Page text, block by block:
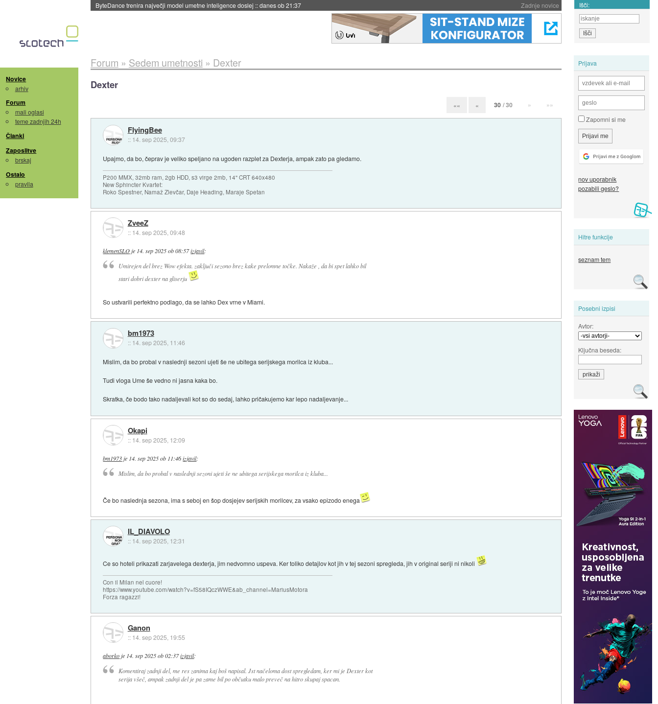
Zadnje novice
ByteDance trenira največji model umetne inteligence doslej ::danes ob 21:37 Išči:
Novice
arhiv
Forum
mali oglasi
teme zadnjih 24h
Članki
Zaposlitve
brskaj
Ostalo
pravila
Prijava
Zapomni si me
nov uporabnik
pozabili geslo?
Hitre funkcije
seznam tem
Posebni izpisi
Avtor:
Ključna beseda:
Forum » Sedem umetnosti » Dexter
Dexter
«« « 30 / 30 » »»
FlyingBee
:: 14. sep 2025, 09:37
Upajmo, da bo, čeprav je veliko speljano na ugoden razplet za Dexterja, ampak zato pa gledamo.
P200 MMX, 32mb ram, 2gb HDD, s3 virge 2mb, 14" CRT 640x480
New Sphincter Kvartet:
Roko Spestner, Namaž Zlevčar, Daje Heading, Maraje Spetan
ZveeZ
:: 14. sep 2025, 09:48
klemenSLOje 14. sep 2025 ob 08:57izjavil:
Umirejen del brez Wow efekta. zaključi sezono brez kake prelomne točke. Nakaže , da bi spet lahko bil
stari dobri dexter na gliserju
So ustvarili perfektno podlago, da se lahko Dex vrne v Miami.
bm1973
:: 14. sep 2025, 11:46
Mislim, da bo probal v naslednji sezoni ujeti še ne ubitega serijskega morilca iz kluba...
Tudi vloga Ume še vedno ni jasna kaka bo.
Skratka, če bodo tako nadaljevali kot so do sedaj, lahko pričakujemo kar lepo nadaljevanje...
Okapi
:: 14. sep 2025, 12:09
bm1973je 14. sep 2025 ob 11:46 izjavil:
Mislim, da bo probal v naslednji sezoni ujeti še ne ubitega serijskega morilca iz kluba...
Če bo naslednja sezona, ima s seboj en šop dosjejev serijskih morilcev, za vsako epizodo enega
IL_DIAVOLO
:: 14. sep 2025, 12:31
Ce so hoteli prikazati zarjavelega dexterja, jim nedvomno uspeva. Ker toliko detajlov kot jih v tej sezoni spregleda, jih v original seriji ni nikoli
Con il Milan nel cuore!
https://www.youtube.com/watch?v=fS58IQczWWE&ab_channel=MariusMotora
Forza ragazzi!
Ganon
:: 14. sep 2025, 19:55
aborkoje 14. sep 2025 ob 02:37izjavil:
Komentiraj zadnji del, me res zanima kaj boš napisal. Jst načeloma dost spregledam, ker mi je Dexter kot
serija všeč, ampak zadnji del je pa zame bil po občutku malo preveč na hitro skupaj spacan.